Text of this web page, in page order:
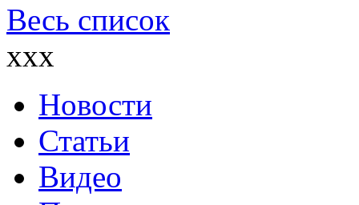
Весь список
xxx
Новости
Статьи
Видео